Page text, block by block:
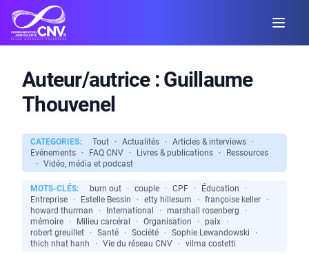
Auteur/autrice : Guillaume
Thouvenel
CATEGORIES: Tout · Actualités · Articles & interviews
·
Evénements
· FAQ CNV · Livres & publications ·
Ressources
·
Vidéo, média et podcast
MOTS-CLÉS: burn out · couple · CPF · Éducation
·
Entreprise
· Estelle Bessin · etty hillesum · françoise keller
·
howard thurman
· International · marshall rosenberg
·
mémoire
· Milieu carcéral · Organisation · paix
·
robert greuillet
· Santé · Société · Sophie Lewandowski
·
thich nhat hanh
· Vie du réseau CNV · vilma costetti